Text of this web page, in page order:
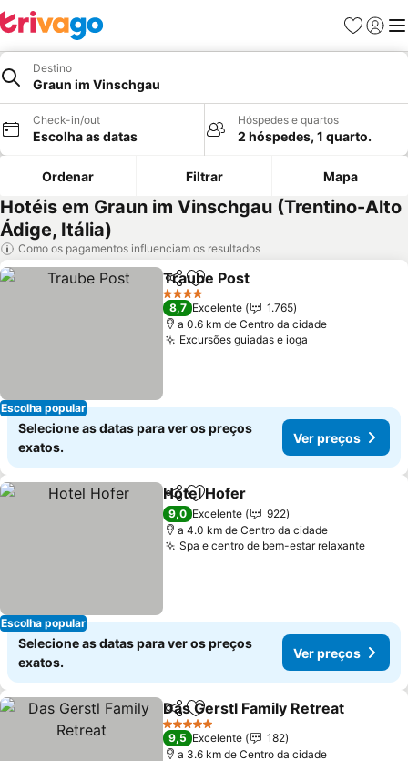
Favoritos
Iniciar
Destino
Graun im Vinschgau
Check-in/out
Escolha as datas
Hóspedes e quartos
2 hóspedes, 1 quarto.
Ordenar Filtrar Mapa
Hotéis em Graun im Vinschgau (Trentino-Alto
Ádige, Itália)
Como os pagamentos influenciam os resultados
Escolha popular
PartilharAdicionar aos favoritos
Traube Post
4 Estrelas
8,7 Excelente
1.765
a 0.6 km de Centro da cidade
Excursões guiadas e ioga
Selecione as datas para ver os preços
exatos.
Ver preços
Escolha popular
PartilharAdicionar aos favoritos
Hotel Hofer
9,0 Excelente
922
a 4.0 km de Centro da cidade
Spa e centro de bem-estar relaxante
Selecione as datas para ver os preços
exatos.
Ver preços
PartilharAdicionar aos favoritos
Das Gerstl Family Retreat
5 Estrelas
9,5 Excelente
182
a 3.6 km de Centro da cidade